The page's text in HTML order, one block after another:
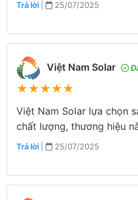
Trả lời | 25/07/2025
Việt Nam Solar
★★★★★
Việt Nam Solar lựa chọn
chất lượng, thương hiệu
Trả lời | 25/07/2025